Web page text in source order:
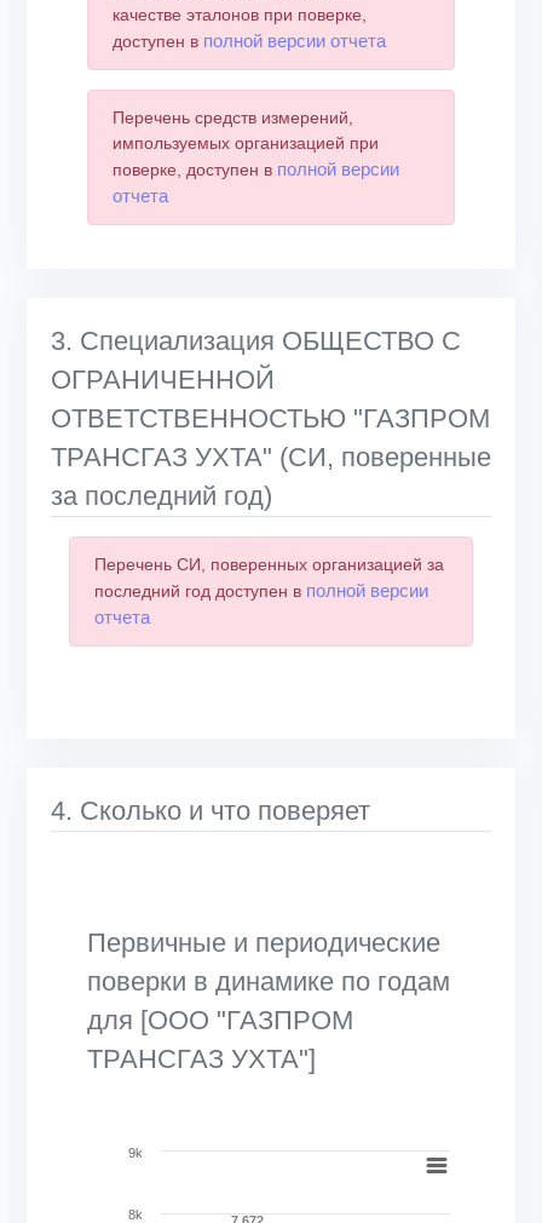
качестве эталонов при поверке,
доступен в полной версии отчета
Перечень средств измерений,
импользуемых организацией при
поверке, доступен в полной версии
отчета
3. Специализация ОБЩЕСТВО С
ОГРАНИЧЕННОЙ
ОТВЕТСТВЕННОСТЬЮ "ГАЗПРОМ
ТРАНСГАЗ УХТА" (СИ, поверенные
за последний год)
Перечень СИ, поверенных организацией за
последний год доступен в полной версии
отчета
4. Сколько и что поверяет
Первичные и периодические
поверки в динамике по годам
для [ООО "ГАЗПРОМ
ТРАНСГАЗ УХТА"]
Chart
8k
9k